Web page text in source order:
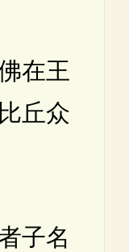
在王
丘众
子名